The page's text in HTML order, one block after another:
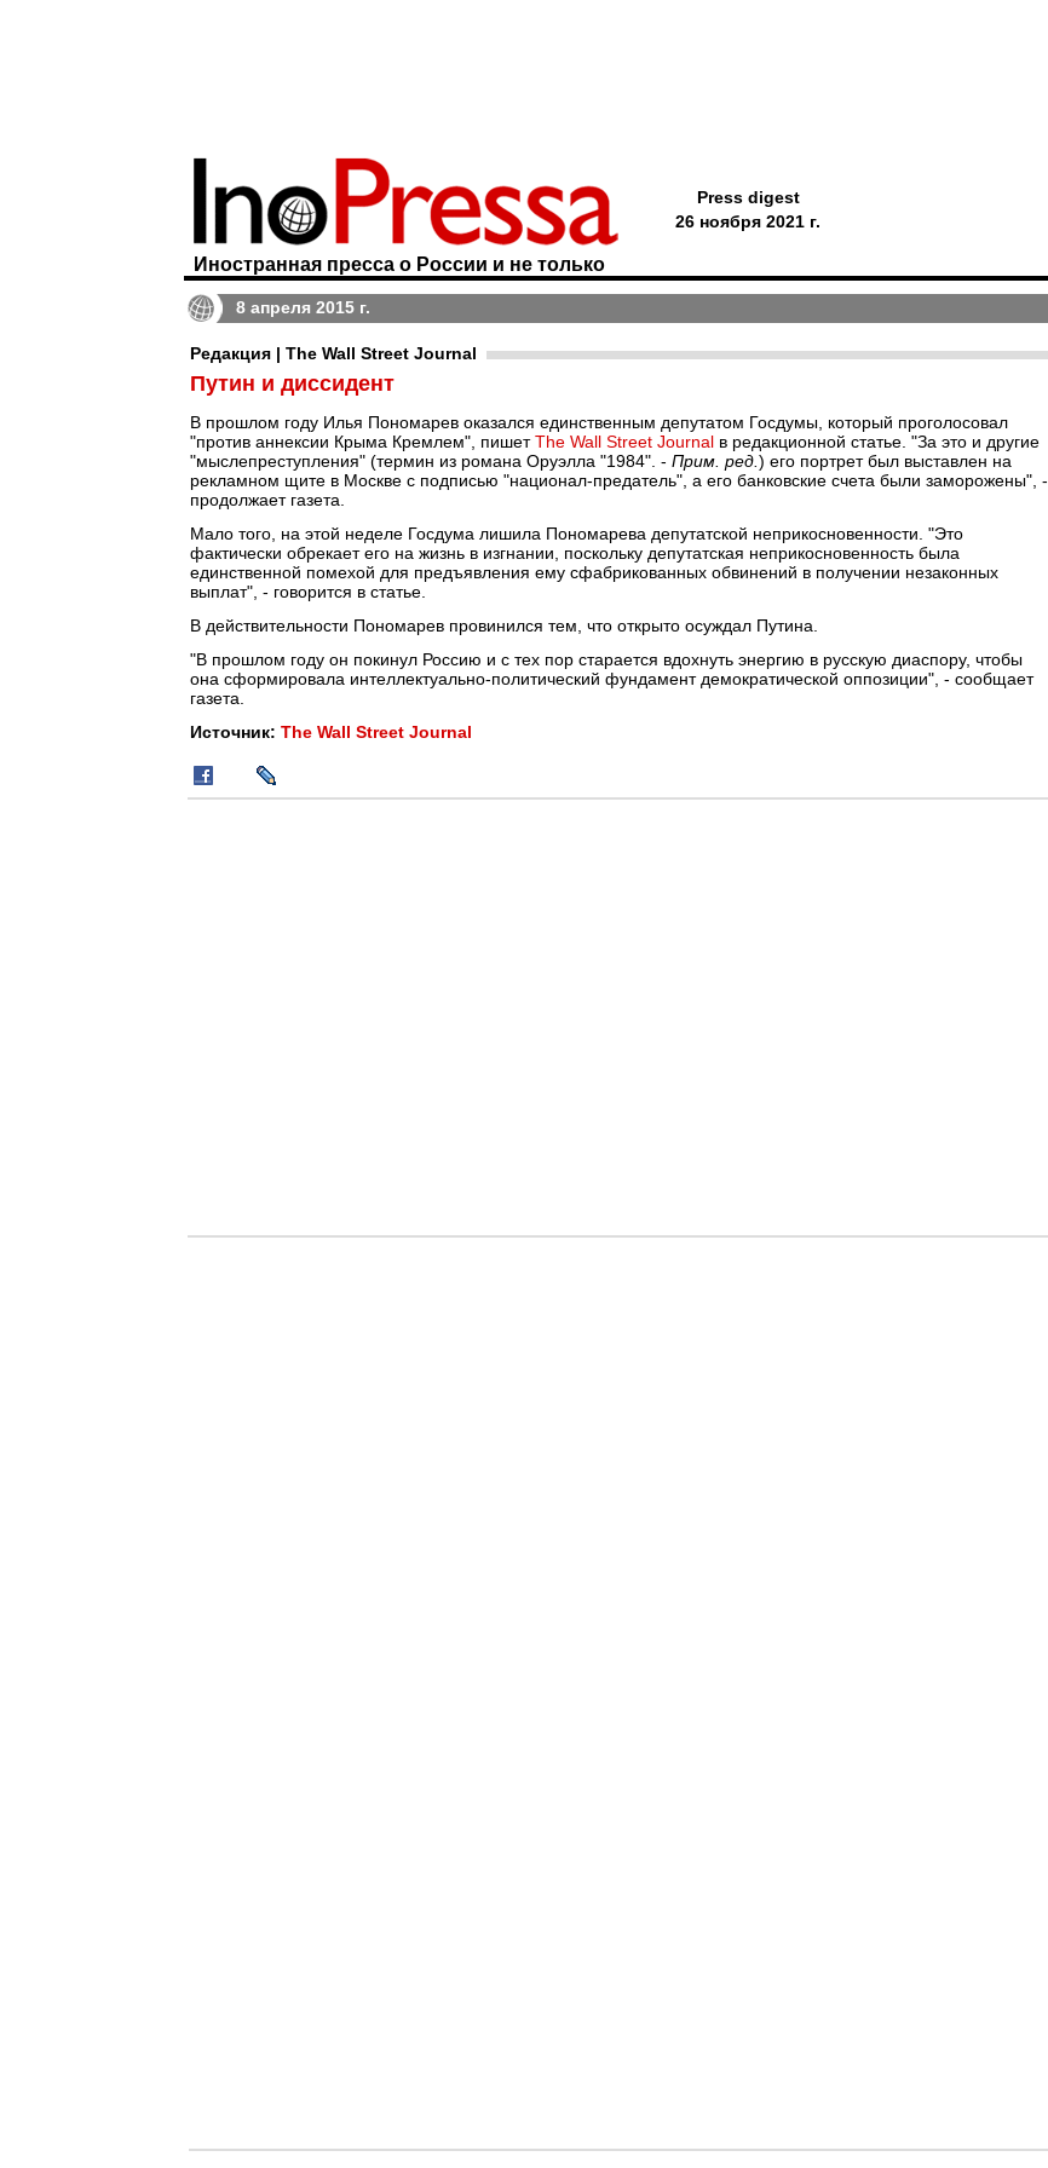
Иностранная пресса о России и не только
Press digest
26 ноября 2021 г.
8 апреля 2015 г.
Редакция | The Wall Street Journal
Путин и диссидент
В прошлом году Илья Пономарев оказался единственным депутатом Госдумы, который проголосовал
"против аннексии Крыма Кремлем", пишетThe Wall Street Journal в редакционной статье. "За это и другие
"мыслепреступления" (термин из романа Оруэлла "1984". - Прим. ред. ) его портрет был выставлен на
рекламном щите в Москве с подписью "национал-предатель", а его банковские счета были заморожены", -
продолжает газета.
Мало того, на этой неделе Госдума лишила Пономарева депутатской неприкосновенности. "Это
фактически обрекает его на жизнь в изгнании, поскольку депутатская неприкосновенность была
единственной помехой для предъявления ему сфабрикованных обвинений в получении незаконных
выплат", - говорится в статье.
В действительности Пономарев провинился тем, что открыто осуждал Путина.
"В прошлом году он покинул Россию и с тех пор старается вдохнуть энергию в русскую диаспору, чтобы
она сформировала интеллектуально-политический фундамент демократической оппозиции", - сообщает
газета.
Источник: The Wall Street Journal